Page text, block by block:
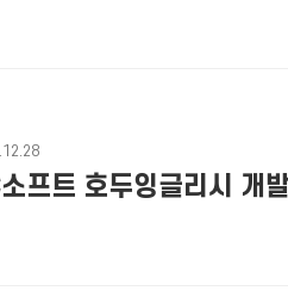
소프트 호두잉글리시 개